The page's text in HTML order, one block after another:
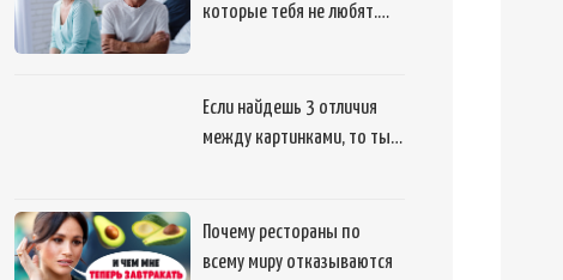
которые тебя не любят.…
Если найдешь 3 отличия
между картинками, то ты…
Почему рестораны по
всему миру отказываются